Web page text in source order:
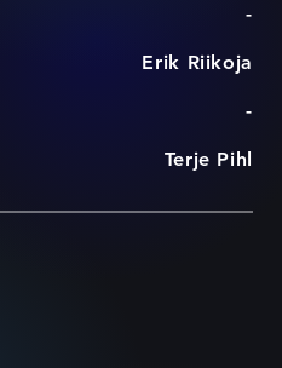
-
Erik Riikoja
-
Terje Pihl